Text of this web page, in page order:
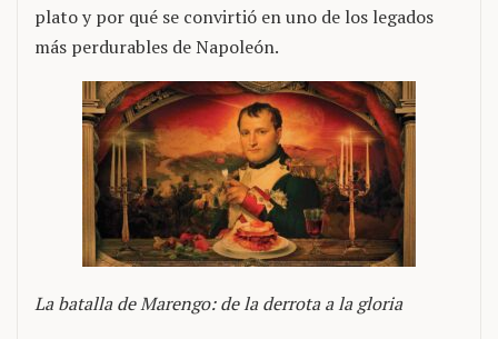
plato y por qué se convirtió en uno de los legados
más perdurables de Napoleón.
La batalla de Marengo: de la derrota a la gloria